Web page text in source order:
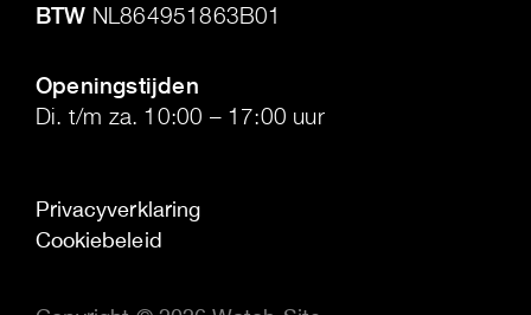
BTW NL864951863B01
Openingstijden
Di. t/m za. 10:00 – 17:00 uur
Privacyverklaring
Cookiebeleid